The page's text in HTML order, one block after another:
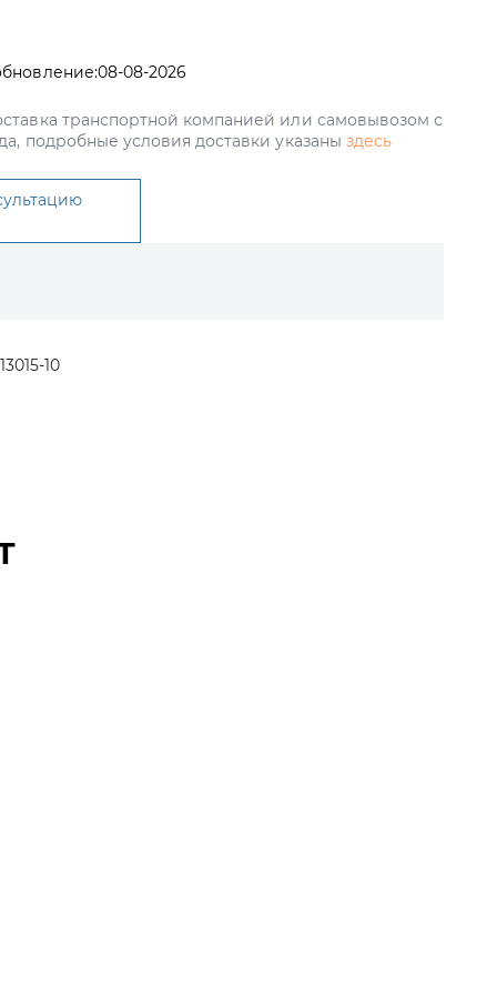
08-08-2026
транспортной компанией или самовывозом с
подробные условия доставки указаны здесь
10